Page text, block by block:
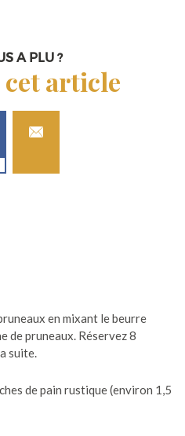
A PLU ?
cet article
en mixant le beurre
de pruneaux. Réservez 8
suite.
de pain rustique (environ 1,5